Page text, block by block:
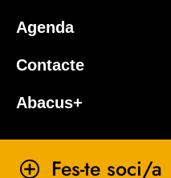
Agenda
Contacte
Abacus+
Fes-te soci/a